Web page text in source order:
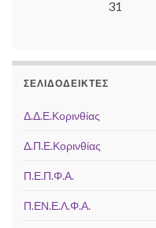
31
ΣΕΛΙΔΟΔΕΊΚΤΕΣ
Δ.Δ.Ε.Κορινθίας
Δ.Π.Ε.Κορινθίας
Π.Ε.Π.Φ.Α.
Π.ΕΝ.Ε.Λ.Φ.Α.